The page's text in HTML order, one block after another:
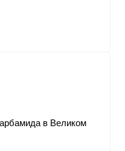
в Великом